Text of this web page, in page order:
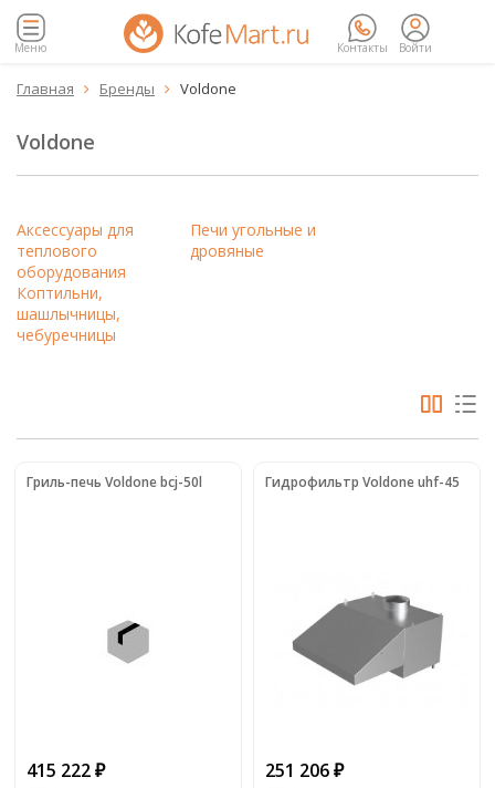
Меню Контакты Войти
Главная  Бренды  Voldone
Voldone
Аксессуары для
теплового
оборудования
Коптильни,
шашлычницы,
чебуречницы
Печи угольные и
дровяные
Гриль-печь Voldone bcj-50l
415 222 ₽
Гидрофильтр Voldone uhf-45
251 206 ₽